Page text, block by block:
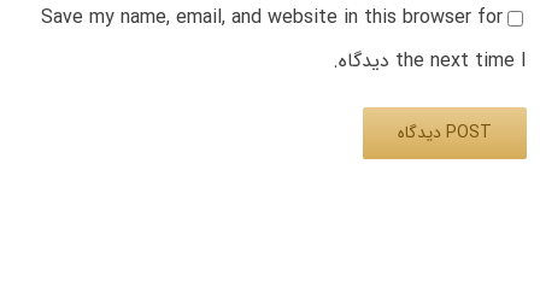
Save my name, email, and website in this browser for
the next time I دیدگاه.